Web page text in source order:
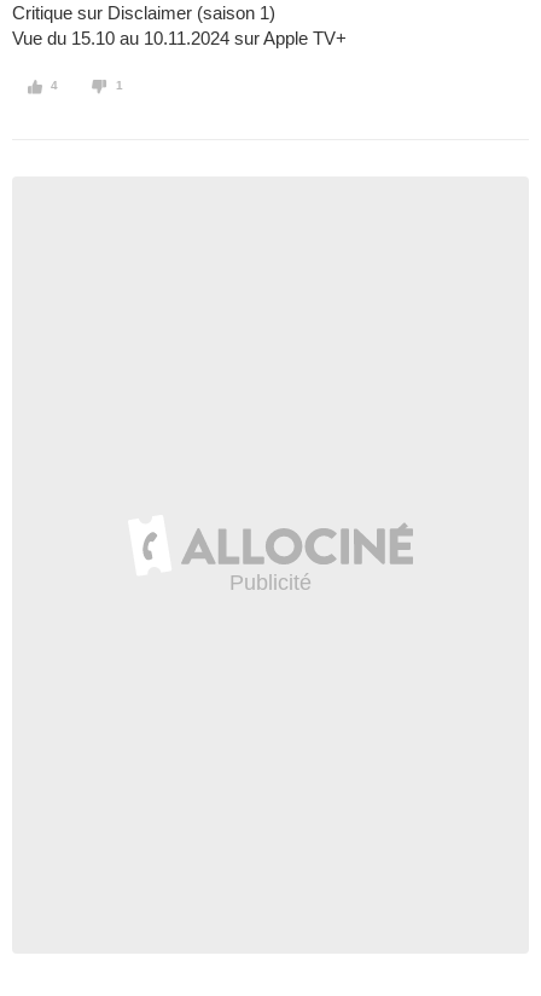
Critique sur Disclaimer (saison 1)
Vue du 15.10 au 10.11.2024 sur Apple TV+
4 1